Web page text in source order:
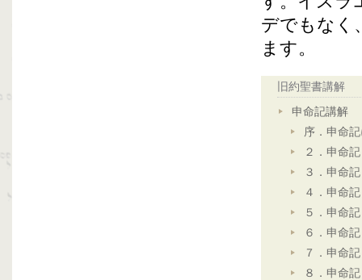
デでもなく
ます。
旧約聖書講解
申命記講解
序．申命
２．申命
３．申命
４．申命
５．申命
６．申命
７．申命
８．申命